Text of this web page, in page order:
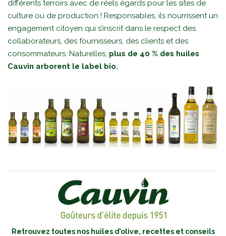
différents terroirs avec de réels égards pour les sites de
culture ou de production ! Responsables, ils nourrissent un
engagement citoyen qui s’inscrit dans le respect des
collaborateurs, des fournisseurs, des clients et des
consommateurs. Naturelles, plus de 40 % des huiles
Cauvin arborent le label bio.
Retrouvez toutes nos huiles d’olive, recettes et conseils